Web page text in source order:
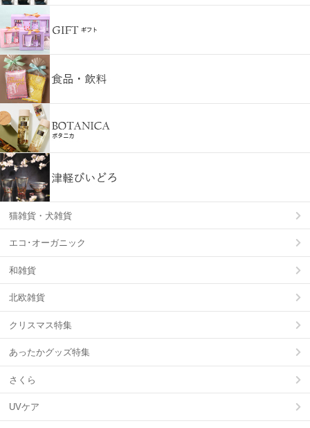
猫雑貨・犬雑貨
エコ･オーガニック
和雑貨
北欧雑貨
クリスマス特集
あったかグッズ特集
さくら
UVケア